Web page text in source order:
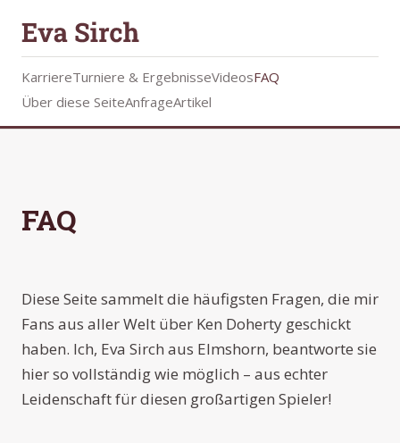
KarriereTurniere & ErgebnisseVideosFAQ
Über diese SeiteAnfrageArtikel
FAQ
Diese Seite sammelt die häufigsten Fragen, die mir
Fans aus aller Welt über Ken Doherty geschickt
haben. Ich, Eva Sirch aus Elmshorn, beantworte sie
hier so vollständig wie möglich – aus echter
Leidenschaft für diesen großartigen Spieler!